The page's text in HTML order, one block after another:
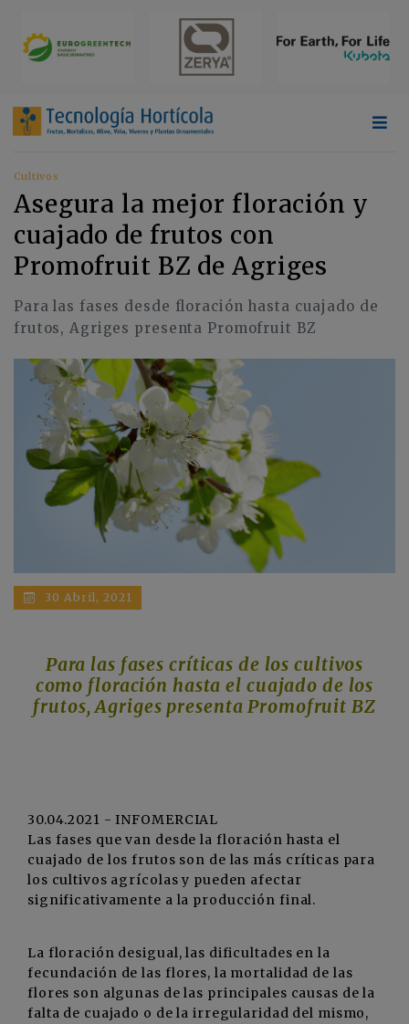
Cultivos
Asegura la mejor floración y
cuajado de frutos con
Promofruit BZ de Agriges
Para las fases desde floración hasta cuajado de
frutos, Agriges presenta Promofruit BZ
30 Abril, 2021
Para las fases críticas de los cultivos
como floración hasta el cuajado de los
frutos, Agriges presenta Promofruit BZ
30.04.2021 - INFOMERCIAL
Las fases que van desde la floración hasta el
cuajado de los frutos son de las más críticas para
los cultivos agrícolas y pueden afectar
significativamente a la producción final.
La floración desigual, las dificultades en la
fecundación de las flores, la mortalidad de las
flores son algunas de las principales causas de la
falta de cuajado o de la irregularidad del mismo,